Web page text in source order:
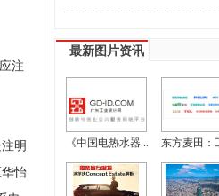
注
明
怡
最新图片资讯
《中国电热水器... 东方麦田：